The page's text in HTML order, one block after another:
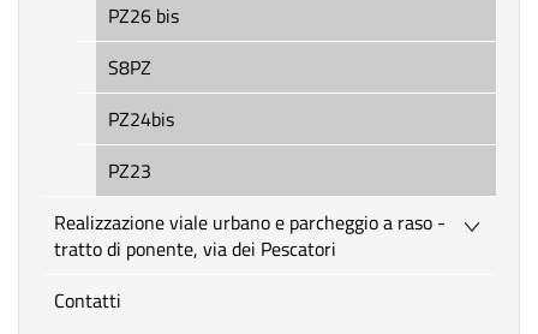
PZ26 bis
S8PZ
PZ24bis
PZ23
Realizzazione viale urbano e parcheggio a raso -
tratto di ponente, via dei Pescatori
Contatti